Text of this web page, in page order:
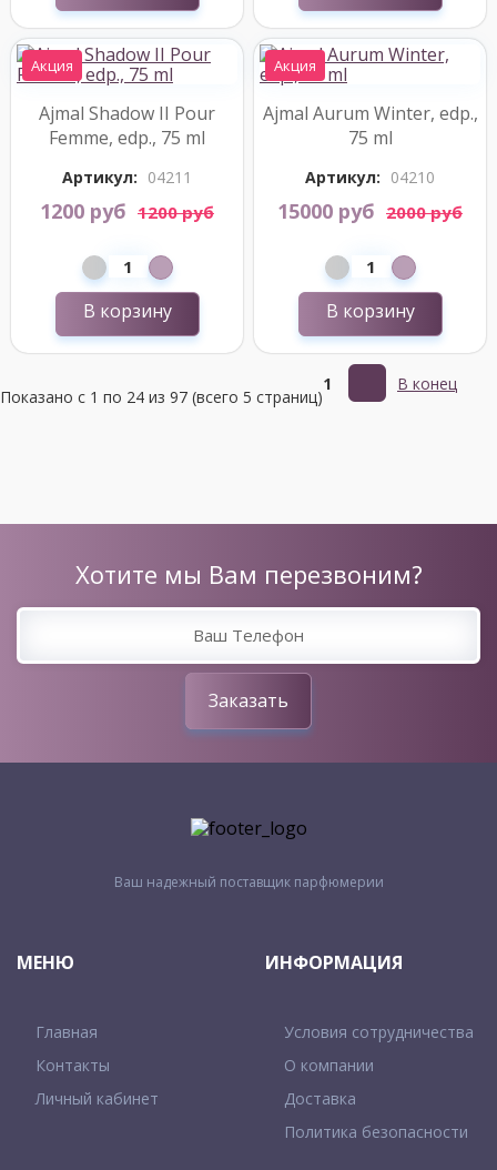
Акция
Ajmal Shadow II Pour
Femme, edp., 75 ml
Артикул: 04211
1200 руб 1200 руб
В корзину
Акция
Ajmal Aurum Winter, edp.,
75 ml
Артикул: 04210
15000 руб 2000 руб
В корзину
Показано с 1 по 24 из 97 (всего 5 страниц)
1 В конец
Хотите мы Вам перезвоним?
Заказать
Ваш надежный поставщик парфюмерии
МЕНЮ
Главная
Контакты
Личный кабинет
ИНФОРМАЦИЯ
Условия сотрудничества
О компании
Доставка
Политика безопасности